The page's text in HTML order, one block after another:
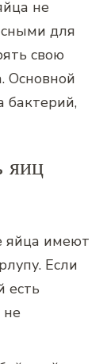
не
для
свою
Основной
бактерий,
яиц
яйца имеют
Если
есть
не